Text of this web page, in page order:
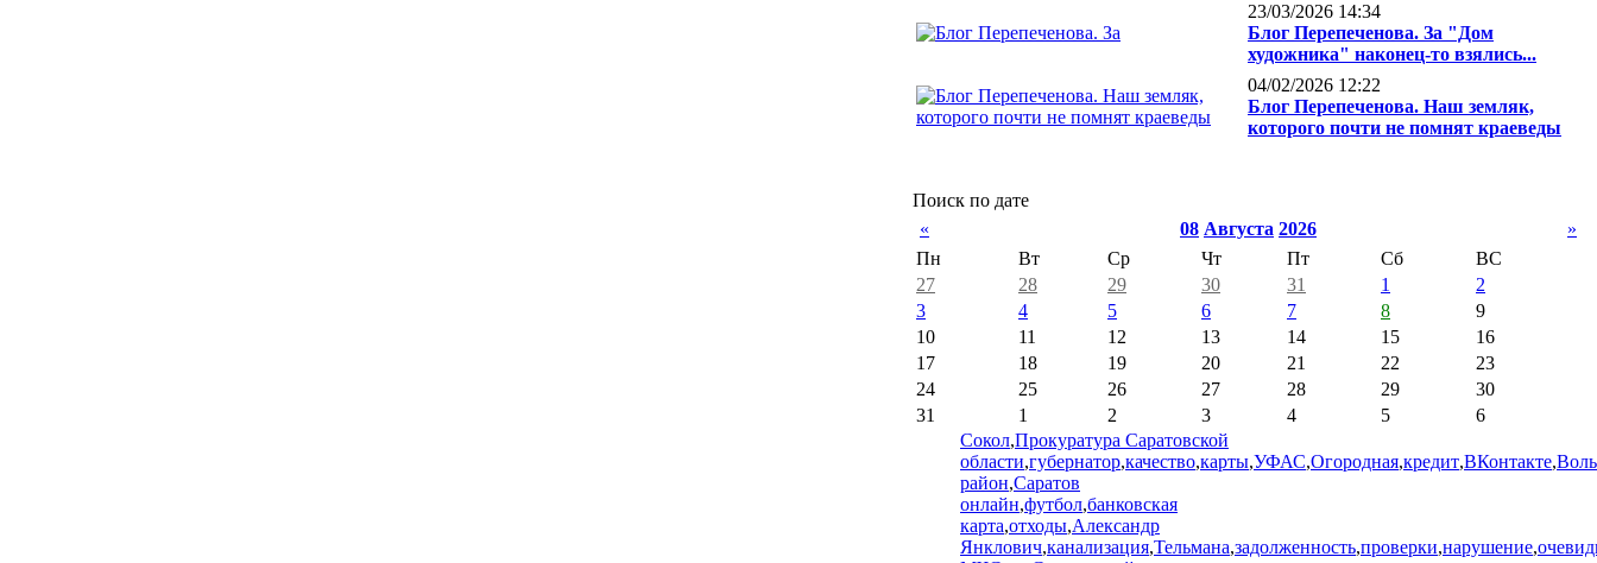
23/03/2026 14:34
Блог Перепеченова. За "Дом
художника" наконец-то взялись...
04/02/2026 12:22
Блог Перепеченова. Наш земляк,
которого почти не помнят краеведы
Поиск по дате
«
08 Августа 2026
»
Пн
Вт Ср Чт Пт Сб
ВС
27
28 29 30 31 1
2
3
4 5 6 7 8
9
10
11 12 13 14 15
16
17
18 19 20 21 22
23
24
25 26 27 28 29
30
31
1 2 3 4 5
6
Сокол,Прокуратура Саратовской
области,губернатор,качество,карты,УФАС,Огородная,кредит,ВКонтакте,
район,Саратов
онлайн,футбол,банковская
карта,отходы,Александр
Янклович,канализация,Тельмана,задолженность,проверки,нарушение,